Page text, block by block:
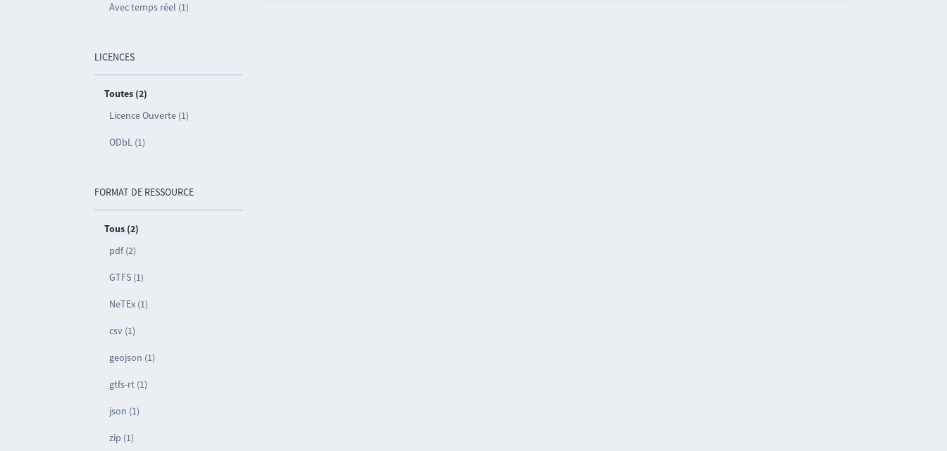
Avec temps réel (1)
LICENCES
Toutes (2)
Licence Ouverte (1)
ODbL (1)
FORMAT DE RESSOURCE
Tous (2)
pdf (2)
GTFS (1)
NeTEx (1)
csv (1)
geojson (1)
gtfs-rt (1)
json (1)
zip (1)